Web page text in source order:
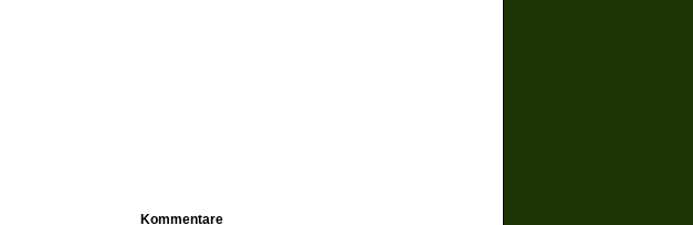
Kommentare